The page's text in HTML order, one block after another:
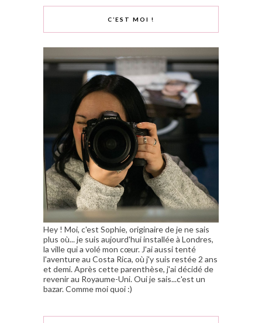
C’EST MOI !
Hey ! Moi, c'est Sophie, originaire de je ne sais
plus où... je suis aujourd'hui installée à Londres,
la ville qui a volé mon cœur. J'ai aussi tenté
l'aventure au Costa Rica, où j'y suis restée 2 ans
et demi. Après cette parenthèse, j'ai décidé de
revenir au Royaume-Uni. Oui je sais...c'est un
bazar. Comme moi quoi :)